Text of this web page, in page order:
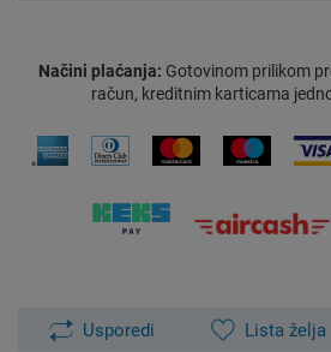
Načini plaćanja: Gotovinom prilikom
račun, kreditnim karticama
Usporedi Lista želja